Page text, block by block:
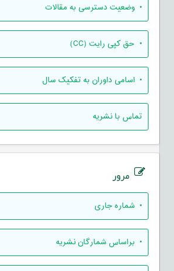
• وضعیت دسترسی به مقالات
• حق کپی رایت (CC)
• اسامی داوران به تفکیک سال
تماس با نشریه
مرور
• شماره جاری
• براساس شمارگان نشریه